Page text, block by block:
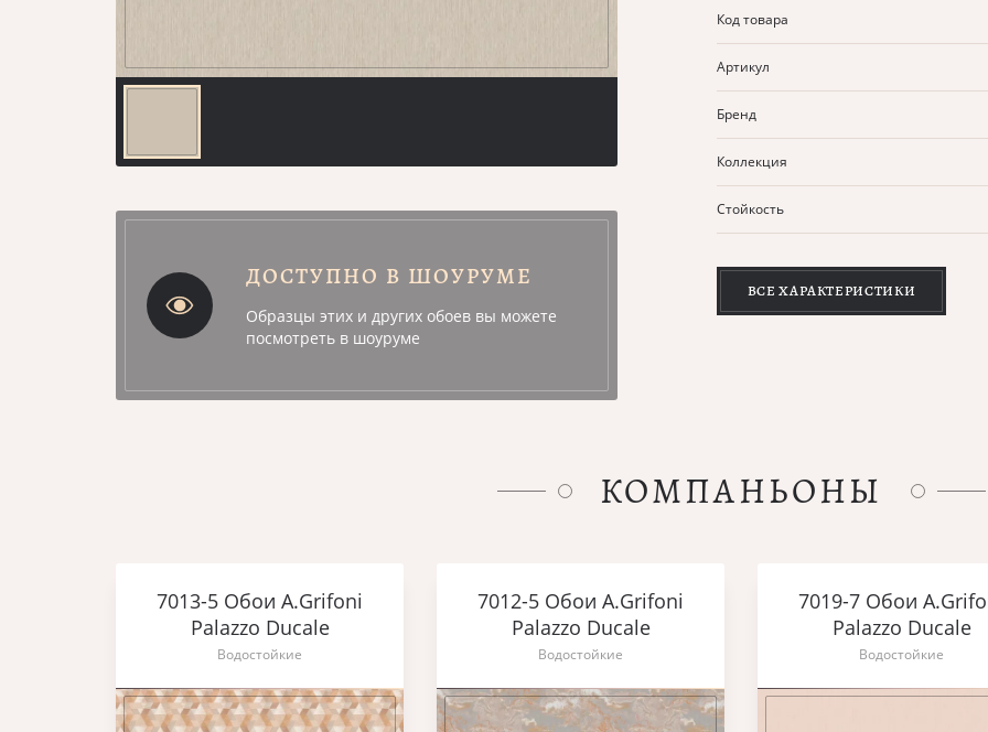
ДОСТУПНО В ШОУРУМЕ
Образцы этих и других обоев вы можете
посмотреть в шоуруме
Код товара
Артикул
Бренд
Коллекция
Стойкость
ВСЕ ХАРАКТЕРИСТИКИ
КОМПАНЬОНЫ
7013-5 Обои A.Grifoni
Palazzo Ducale
Водостойкие
7012-5 Обои A.Grifoni
Palazzo Ducale
Водостойкие
7019-7 Обои
Palazzo Ducale
Водостойкие